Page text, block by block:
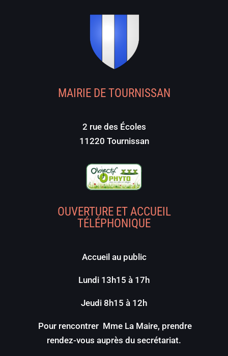
MAIRIE DE TOURNISSAN
2 rue des Écoles
11220 Tournissan
OUVERTURE ET ACCUEIL
TÉLÉPHONIQUE
Accueil au public
Lundi 13h15 à 17h
Jeudi 8h15 à 12h
Pour rencontrer Mme La Maire, prendre
rendez-vous auprès du secrétariat.